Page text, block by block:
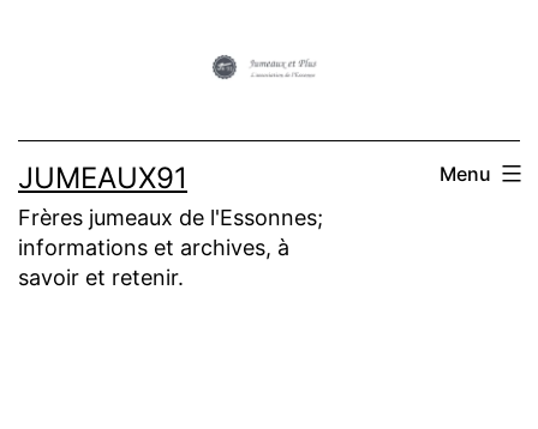
JUMEAUX91
Frères jumeaux de l'Essonnes;
informations et archives, à
savoir et retenir.
Menu